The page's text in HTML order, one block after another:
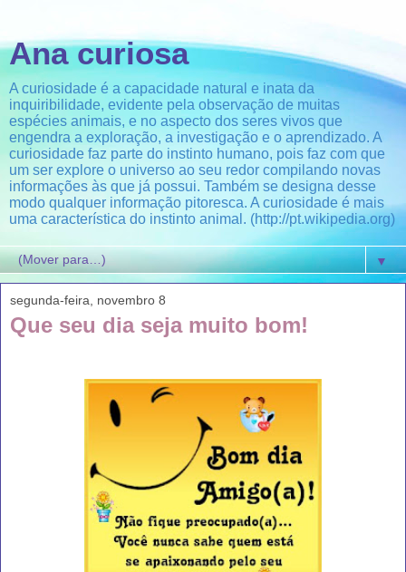
Ana curiosa
A curiosidade é a capacidade natural e inata da
inquiribilidade, evidente pela observação de muitas
espécies animais, e no aspecto dos seres vivos que
engendra a exploração, a investigação e o aprendizado. A
curiosidade faz parte do instinto humano, pois faz com que
um ser explore o universo ao seu redor compilando novas
informações às que já possui. Também se designa desse
modo qualquer informação pitoresca. A curiosidade é mais
uma característica do instinto animal. (http://pt.wikipedia.org)
▼
segunda-feira, novembro 8
Que seu dia seja muito bom!